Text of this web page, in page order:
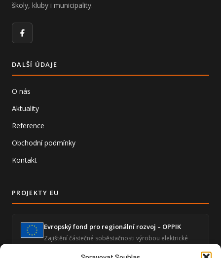
školy, kluby i municipality.
Facebook
DALŠÍ ÚDAJE
O nás
Aktuality
Reference
Obchodní podmínky
Kontakt
PROJEKTY EU
Evropský fond pro regionální rozvoj – OPPIK
Zajištění částečné soběstačnosti výrobou elektrické